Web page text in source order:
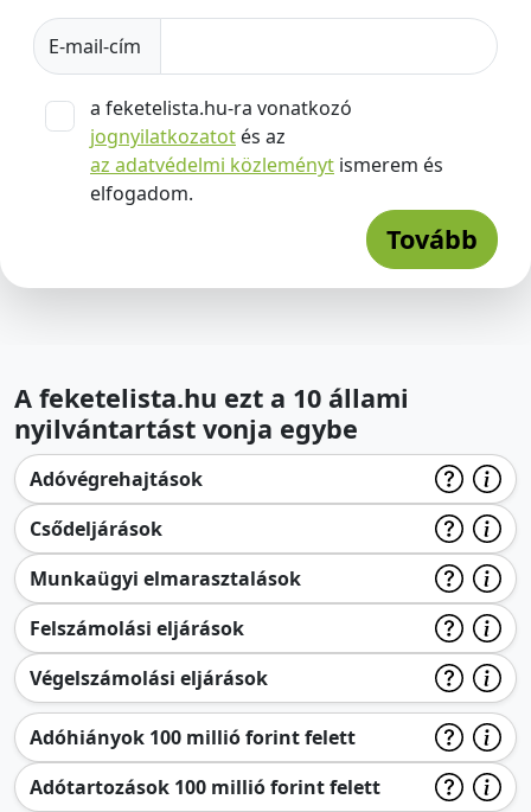
E-mail-cím
a feketelista.hu-ra vonatkozó
jognyilatkozatot és az
az adatvédelmi közleményt ismerem és
elfogadom.
Tovább
A feketelista.hu ezt a 10 állami
nyilvántartást vonja egybe
Adóvégrehajtások
Csődeljárások
Munkaügyi elmarasztalások
Felszámolási eljárások
Végelszámolási eljárások
Adóhiányok 100 millió forint felett
Adótartozások 100 millió forint felett